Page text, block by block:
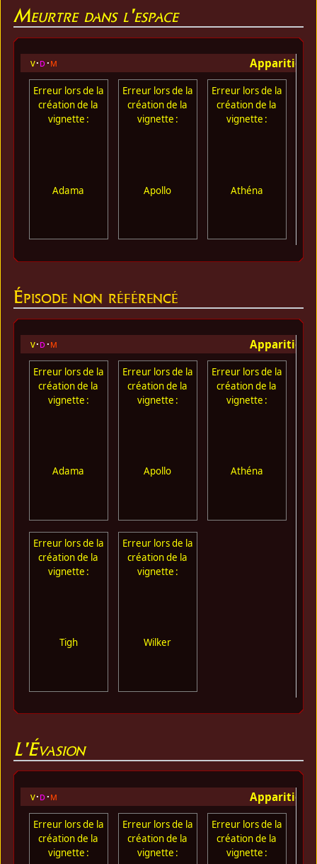
Meurtre dans l'espace
v d m Apparition
Erreur lors de la
création de la
vignette :
Adama
Erreur lors de la
création de la
vignette :
Apollo
Erreur lors de la
création de la
vignette :
Athéna
Épisode non référencé
v d m Apparition
Erreur lors de la
création de la
vignette :
Adama
Erreur lors de la
création de la
vignette :
Apollo
Erreur lors de la
création de la
vignette :
Athéna
Erreur lors de la
création de la
vignette :
Tigh
Erreur lors de la
création de la
vignette :
Wilker
L'Évasion
v d m Apparition
Erreur lors de la
création de la
vignette :
Erreur lors de la
création de la
vignette :
Erreur lors de la
création de la
vignette :